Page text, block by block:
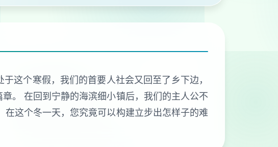
这个寒假，我们的首要人社会又回至了乡下边，
。 在回到宁静的海滨细小镇后，我们的主人公不
这个冬一天，您究竟可以构建立步出怎样子的难